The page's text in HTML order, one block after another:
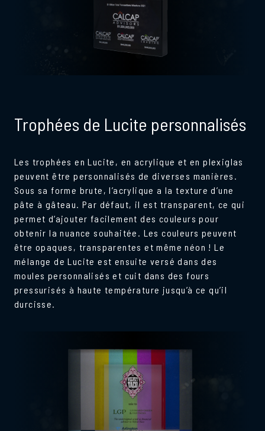
Trophées de Lucite personnalisés
Les trophées en Lucite, en acrylique et en plexiglas
peuvent être personnalisés de diverses manières.
Sous sa forme brute, l’acrylique a la texture d’une
pâte à gâteau. Par défaut, il est transparent, ce qui
permet d’ajouter facilement des couleurs pour
obtenir la nuance souhaitée. Les couleurs peuvent
être opaques, transparentes et même néon ! Le
mélange de Lucite est ensuite versé dans des
moules personnalisés et cuit dans des fours
pressurisés à haute température jusqu’à ce qu’il
durcisse.